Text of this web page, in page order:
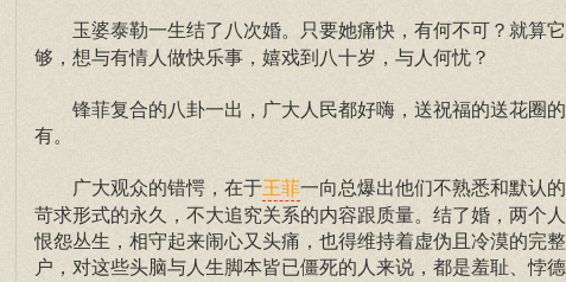
玉婆泰勒一生结了八次婚。只要她痛快，有何不可？就算它
够，想与有情人做快乐事，嬉戏到八十岁，与人何忧？
锋菲复合的八卦一出，广大人民都好嗨，送祝福的送花圈
有。
广大观众的错愕，在于王菲一向总爆出他们不熟悉和默认
苛求形式的永久，不大追究关系的内容跟质量。结了婚，两个
恨怨丛生，相守起来闹心又头痛，也得维持着虚伪且冷漠的完
户，对这些头脑与人生脚本皆已僵死的人来说，都是羞耻、悖